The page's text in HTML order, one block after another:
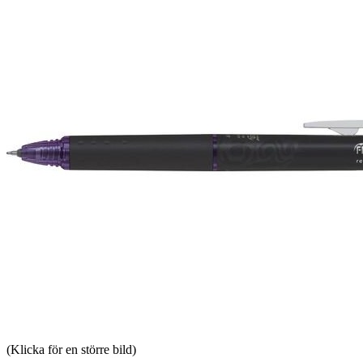
(Klicka för en större bild)